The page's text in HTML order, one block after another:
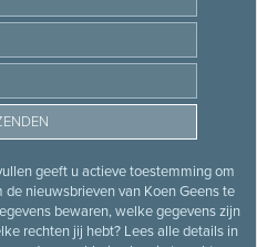
geeft u actieve toestemming om
nieuwsbrieven van Koen Geens te
bewaren, welke gegevens zijn
rechten jij hebt? Lees alle details in